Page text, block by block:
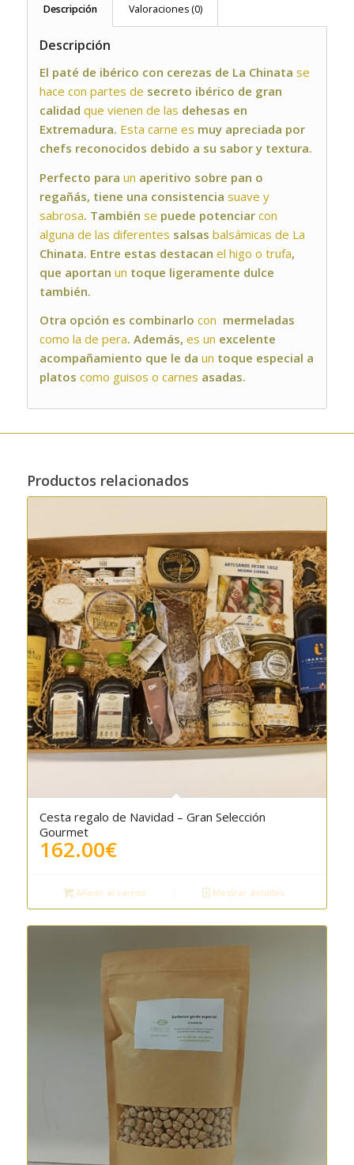
Descripción Valoraciones (0)
Descripción
El paté de ibérico con cerezas de La Chinata se
hace con partes de secreto ibérico de gran
calidad que vienen de las dehesas en
Extremadura. Esta carne es muy apreciada por
chefs reconocidos debido a su sabor y textura.
Perfecto para un aperitivo sobre pan o
regañás, tiene una consistencia suave y
sabrosa. También se puede potenciarcon
alguna de las diferentes salsas balsámicas de La
Chinata. Entre estas destacan el higo o trufa,
que aportan un toque ligeramente dulce
también.
Otra opción es combinarlo con mermeladas
como la de pera. Además, es un excelente
acompañamiento que le da un toque especial a
platos como guisos o carnes asadas.
Productos relacionados
Cesta regalo de Navidad – Gran Selección
Gourmet
162.00€
Añadir al carrito Mostrar detalles